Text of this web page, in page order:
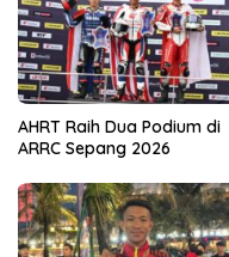
AHRT Raih Dua Podium di
ARRC Sepang 2026